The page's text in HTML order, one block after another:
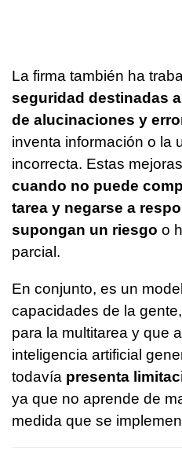
La firma también ha
seguridad destinadas
de alucinaciones y
inventa información o la
incorrecta. Estas
cuando no puede
tarea y negarse a
supongan un riesgo o
parcial.
En conjunto, es un
capacidades de la
para la multitarea y que
inteligencia artificial
todavía presenta
ya que no aprende de
medida que se